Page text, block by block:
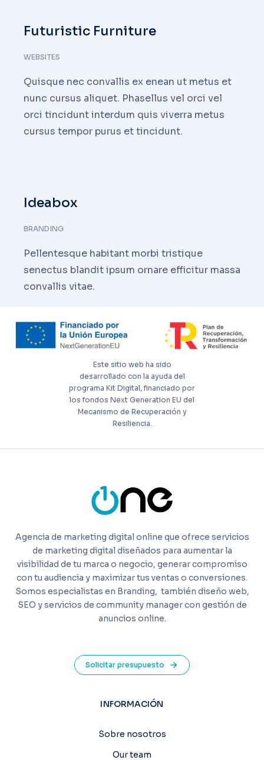
Futuristic Furniture
WEBSITES
Quisque nec convallis ex enean ut metus et
nunc cursus aliquet. Phasellus vel orci vel
orci tincidunt interdum quis viverra metus
cursus tempor purus et tincidunt.
Ideabox
BRANDING
Pellentesque habitant morbi tristique
senectus blandit ipsum ornare efficitur massa
convallis vitae.
Este sitio web ha sido
desarrollado con la ayuda del
programa Kit Digital, financiado por
los fondos Next Generation EU del
Mecanismo de Recuperación y
Resiliencia.
Agencia de marketing digital online que ofrece servicios
de marketing digital diseñados para aumentar la
visibilidad de tu marca o negocio, generar compromiso
con tu audiencia y maximizar tus ventas o conversiones.
Somos especialistas en Branding, también diseño web,
SEO y servicios de community manager con gestión de
anuncios online.
Solicitar presupuesto
INFORMACIÓN
Sobre nosotros
Our team